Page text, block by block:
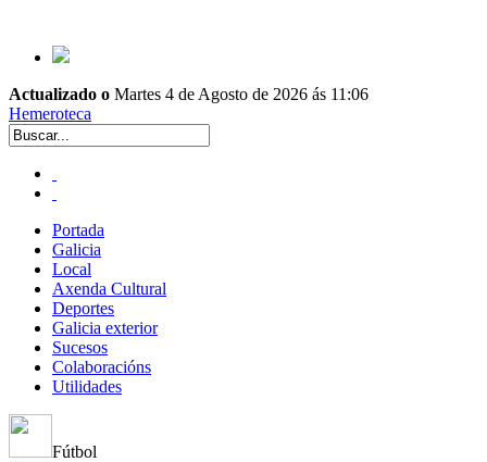
Actualizado o Martes 4 de Agosto de 2026 ás 11:06
Hemeroteca
Portada
Galicia
Local
Axenda Cultural
Deportes
Galicia exterior
Sucesos
Colaboracións
Utilidades
Fútbol